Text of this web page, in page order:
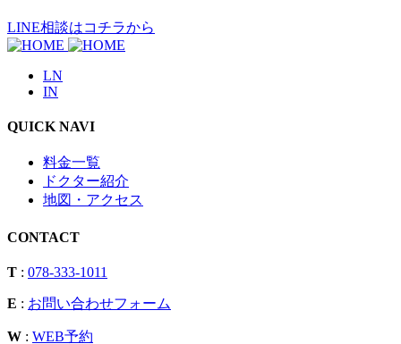
LINE相談はコチラから
LN
IN
QUICK NAVI
料金一覧
ドクター紹介
地図・アクセス
CONTACT
T : 078-333-1011
E : お問い合わせフォーム
W : WEB予約